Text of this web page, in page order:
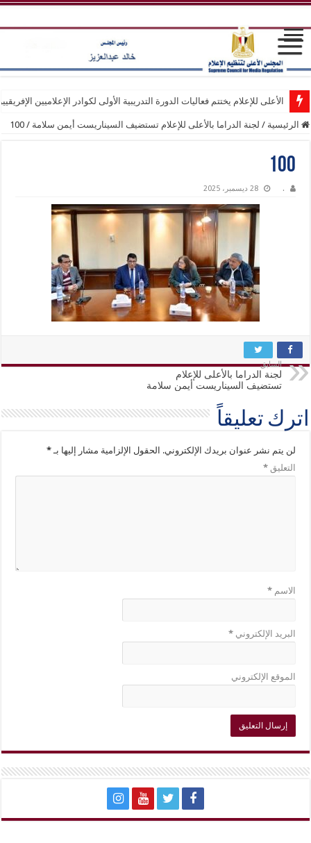
الأعلى للإعلام يختتم فعاليات الدورة التدريبية الأولى لكوادر الإعلاميين
الرئيسية / لجنة الدراما بالأعلى للإعلام تستضيف السيناريست أيمن سلامة /
100
100
. 28 ديسمبر، 2025
السابق
لجنة الدراما بالأعلى للإعلام
تستضيف السيناريست أيمن سلامة
اترك تعليقاً
لن يتم نشر عنوان بريدك الإلكتروني. الحقول الإلزامية مشار إليها بـ*
التعليق*
الاسم*
البريد الإلكتروني*
الموقع الإلكتروني